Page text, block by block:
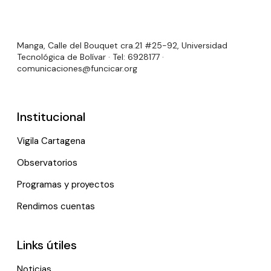
Manga, Calle del Bouquet cra.21 #25-92, Universidad
Tecnológica de Bolívar · Tel: 6928177 ·
comunicaciones@funcicar.org
Institucional
Vigila Cartagena
Observatorios
Programas y proyectos
Rendimos cuentas
Links útiles